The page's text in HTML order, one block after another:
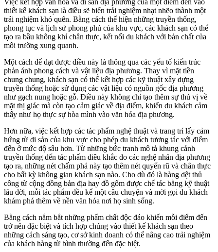
Việc kết hợp văn hóa và di sản địa phương của một điểm đến vào
thiết kế khách sạn là điều sẽ biến trải nghiệm nhạt nhẽo thành một
trải nghiệm khó quên. Bằng cách thể hiện những truyền thống,
phong tục và lịch sử phong phú của khu vực, các khách sạn có thể
tạo ra bầu không khí chân thực, kết nối du khách với bản chất của
môi trường xung quanh.
Một cách để đạt được điều này là thông qua các yếu tố kiến trúc
phản ánh phong cách và vật liệu địa phương. Thay vì mặt tiền
chung chung, khách sạn có thể kết hợp các kỹ thuật xây dựng
truyền thống hoặc sử dụng các vật liệu có nguồn gốc địa phương
như gạch nung hoặc gỗ. Điều này không chỉ tạo thêm sự thú vị về
mặt thị giác mà còn tạo cảm giác về địa điểm, khiến du khách cảm
thấy như họ thực sự hòa mình vào văn hóa địa phương.
Hơn nữa, việc kết hợp các tác phẩm nghệ thuật và trang trí lấy cảm
hứng từ di sản của khu vực cho phép du khách tương tác với điểm
đến ở mức độ sâu hơn. Từ những bức tranh mô tả khung cảnh
truyền thống đến tác phẩm điêu khắc do các nghệ nhân địa phương
tạo ra, những nét chấm phá này tạo thêm nét quyến rũ và chân thực
cho bất kỳ không gian khách sạn nào. Cho dù đó là hàng dệt thủ
công từ cộng đồng bản địa hay đồ gốm được chế tác bằng kỹ thuật
lâu đời, mỗi tác phẩm đều kể một câu chuyện và mời gọi du khách
khám phá thêm về nền văn hóa nơi họ sinh sống.
Bằng cách nắm bắt những phẩm chất độc đáo khiến mỗi điểm đến
trở nên đặc biệt và tích hợp chúng vào thiết kế khách sạn theo
những cách sáng tạo, cơ sở kinh doanh có thể nâng cao trải nghiệm
của khách hàng từ bình thường đến đặc biệt.